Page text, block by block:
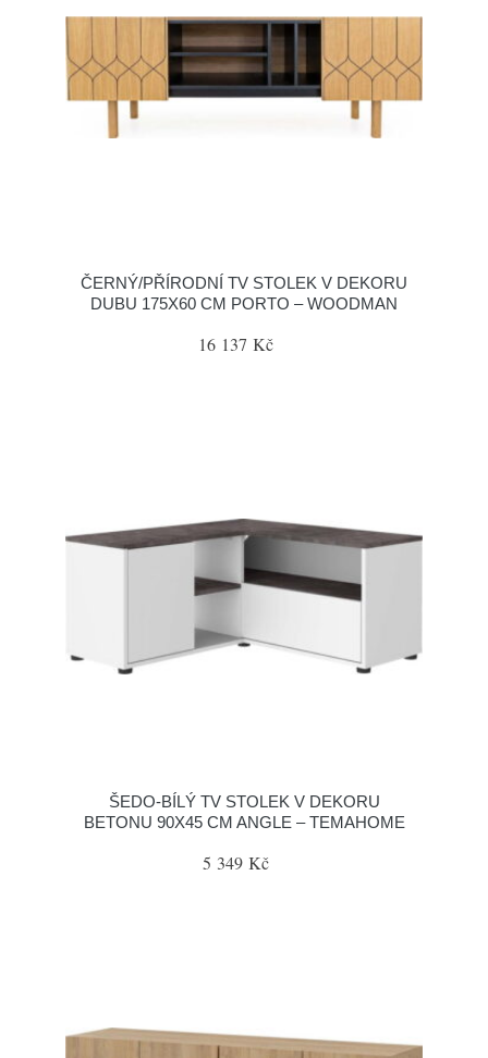
ČERNÝ/PŘÍRODNÍ TV STOLEK V DEKORU
DUBU 175X60 CM PORTO – WOODMAN
16 137 Kč
ŠEDO-BÍLÝ TV STOLEK V DEKORU
BETONU 90X45 CM ANGLE – TEMAHOME
5 349 Kč